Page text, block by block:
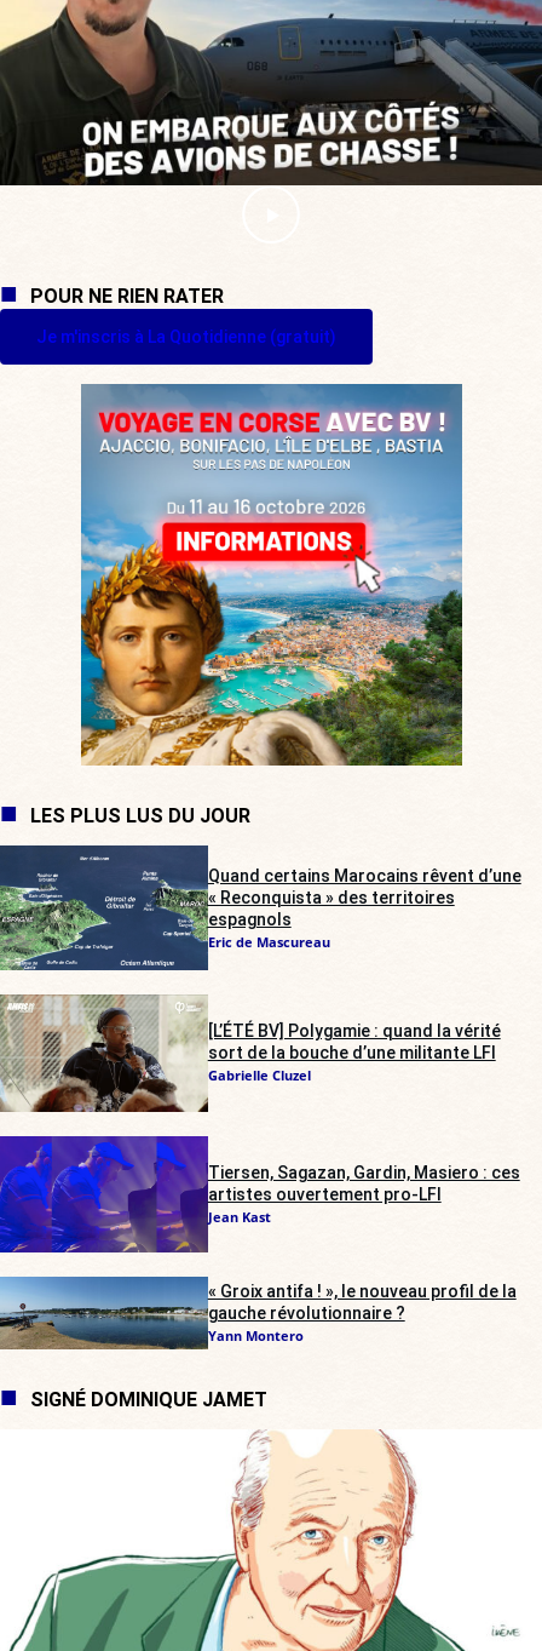
POUR NE RIEN RATER
Je m'inscris à La Quotidienne (gratuit)
LES PLUS LUS DU JOUR
Quand certains Marocains rêvent d’une
« Reconquista » des territoires
espagnols
Eric de Mascureau
[L’ÉTÉ BV] Polygamie : quand la vérité
sort de la bouche d’une militante LFI
Gabrielle Cluzel
Tiersen, Sagazan, Gardin, Masiero : ces
artistes ouvertement pro-LFI
Jean Kast
« Groix antifa ! », le nouveau profil de la
gauche révolutionnaire ?
Yann Montero
SIGNÉ DOMINIQUE JAMET